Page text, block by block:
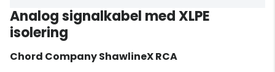
Analog signalkabel med XLPE
isolering
Chord CompanyShawlineX RCA